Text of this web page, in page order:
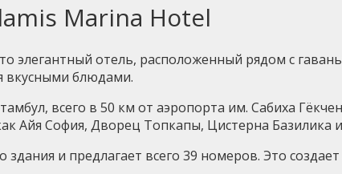
Marina Hotel
элегантный отель, расположенный рядом с
вкусными блюдами.
всего в 50 км от аэропорта им. Сабиха
Айя София, Дворец Топкапы, Цистерна Базилика
здания и предлагает всего 39 номеров. Это